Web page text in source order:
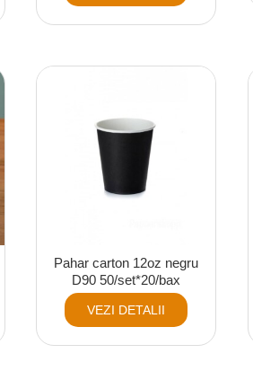
Pahar carton 12oz negru
D90 50/set*20/bax
VEZI DETALII